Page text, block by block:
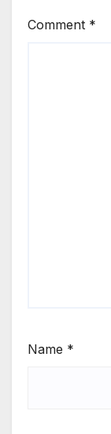
Comment *
Name *